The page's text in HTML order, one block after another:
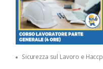
Sicurezza sul Lavoro e Haccp